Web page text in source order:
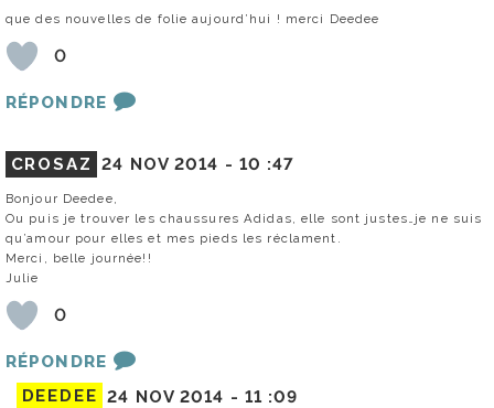
que des nouvelles de folie aujourd’hui ! merci Deedee
0
RÉPONDRE
CROSAZ 24 NOV 2014 - 10 :47
Bonjour Deedee,
Ou puis je trouver les chaussures Adidas, elle sont justes…je ne suis
qu’amour pour elles et mes pieds les réclament.
Merci, belle journée!!
Julie
0
RÉPONDRE
DEEDEE 24 NOV 2014 - 11 :09